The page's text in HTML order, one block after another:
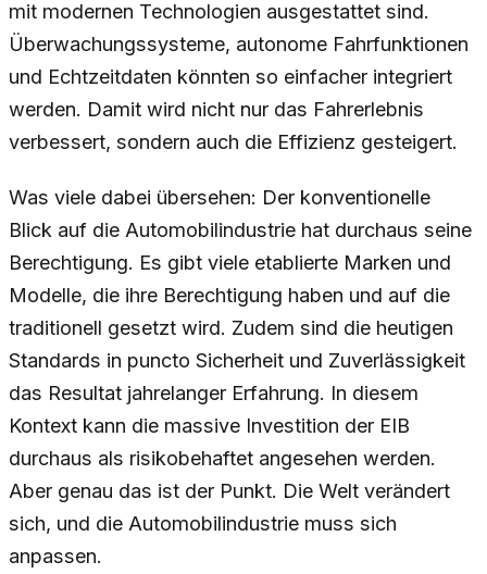
mit modernen Technologien ausgestattet sind.
Überwachungssysteme, autonome Fahrfunktionen
und Echtzeitdaten könnten so einfacher integriert
werden. Damit wird nicht nur das Fahrerlebnis
verbessert, sondern auch die Effizienz gesteigert.
Was viele dabei übersehen: Der konventionelle
Blick auf die Automobilindustrie hat durchaus seine
Berechtigung. Es gibt viele etablierte Marken und
Modelle, die ihre Berechtigung haben und auf die
traditionell gesetzt wird. Zudem sind die heutigen
Standards in puncto Sicherheit und Zuverlässigkeit
das Resultat jahrelanger Erfahrung. In diesem
Kontext kann die massive Investition der EIB
durchaus als risikobehaftet angesehen werden.
Aber genau das ist der Punkt. Die Welt verändert
sich, und die Automobilindustrie muss sich
anpassen.